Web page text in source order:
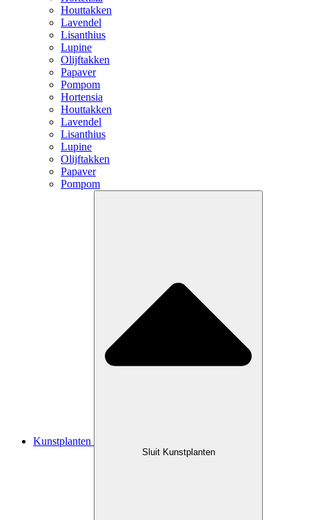
Houttakken
Lavendel
Lisanthius
Lupine
Olijftakken
Papaver
Pompom
Hortensia
Houttakken
Lavendel
Lisanthius
Lupine
Olijftakken
Papaver
Pompom
Kunstplanten
Sluit Kunstplanten